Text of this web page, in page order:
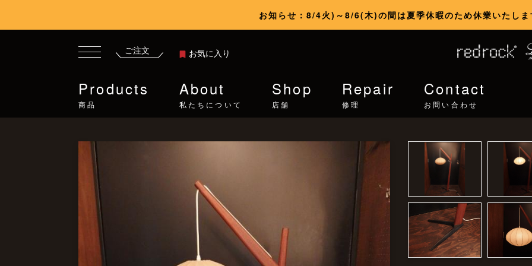
お知らせ：8/4火)～8/6(木)の間は夏季休暇のため休業いたしま
ご注文 お気に入り
Products
商品
About
私たちについて
Shop
店舗
Repair
修理
Contact
お問い合わせ